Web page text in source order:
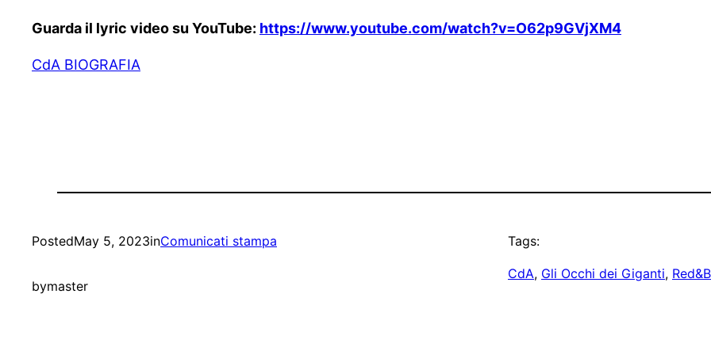
Guarda il lyric video su YouTube: https://www.youtube.com/watch?v=O62p9GVjXM4
CdA BIOGRAFIA
PostedMay 5, 2023inComunicati stampa
bymaster
Tags:
CdA, Gli Occhi dei Giganti,